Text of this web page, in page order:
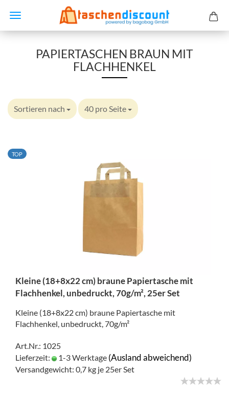
PAPIERTASCHEN BRAUN MIT
FLACHHENKEL
Sortieren nach 40 pro Seite
TOP
Kleine (18+8x22 cm) braune Papiertasche mit
Flachhenkel, unbedruckt, 70g/m², 25er Set
Kleine (18+8x22 cm) braune Papiertasche mit
Flachhenkel, unbedruckt, 70g/m²
Art.Nr.: 1025
Lieferzeit:
1-3 Werktage (Ausland abweichend)
Versandgewicht: 0,7 kg je 25er Set